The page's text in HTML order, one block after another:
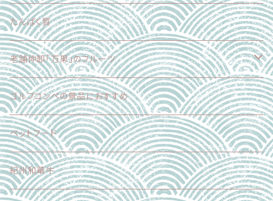
乳製品
麺
スイーツ
加工食品
調味料
たんぱく質
老舗仲卸「万果」のフルーツ
フードロス削減企画
正品（ギフト対応可）
加工品
ゴルフコンペの景品におすすめ
ペットフード
紀州和華牛